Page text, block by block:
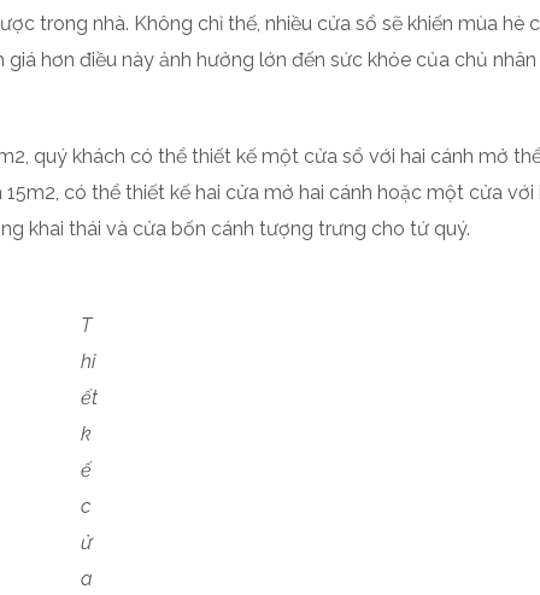
trong nhà. Không chỉ thế, nhiều cửa sổ sẽ khiến mùa hè
hơn điều này ảnh hưởng lớn đến sức khỏe của chủ nhân
quý khách có thể thiết kế một cửa sổ với hai cánh mở
có thể thiết kế hai cửa mở hai cánh hoặc một cửa với
khai thái và cửa bốn cánh tượng trưng cho tứ quý.
T
hi
ết
k
ế
c
ử
a